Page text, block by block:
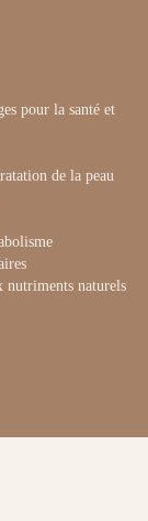
pour la santé et
de la peau
nutriments naturels